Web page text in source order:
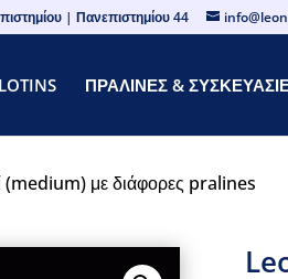
| Πανεπιστημίου 44
ΠΡΑΛΙΝΕΣ &
με διάφορες pralines